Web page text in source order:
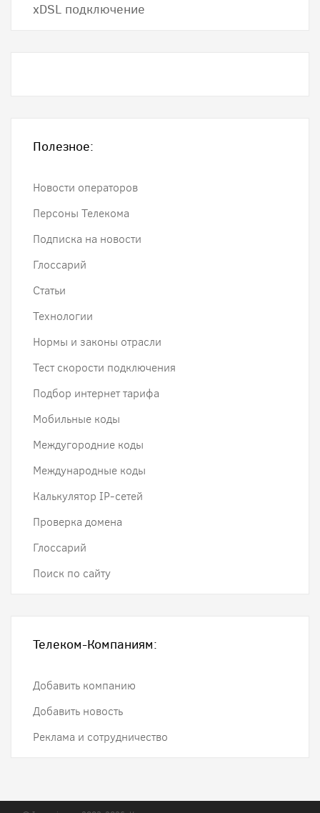
хDSL подключение
Полезное:
Новости операторов
Персоны Телекома
Подписка на новости
Глоссарий
Статьи
Технологии
Нормы и законы отрасли
Тест скорости подключения
Подбор интернет тарифа
Мобильные коды
Междугородние коды
Международные коды
Калькулятор IP-сетей
Проверка домена
Глоссарий
Поиск по сайту
Телеком-Компаниям:
Добавить компанию
Добавить новость
Реклама и сотрудничество